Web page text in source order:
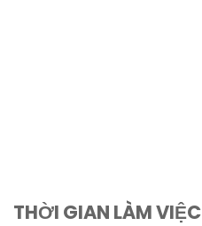
THỜI GIAN LÀM VIỆC